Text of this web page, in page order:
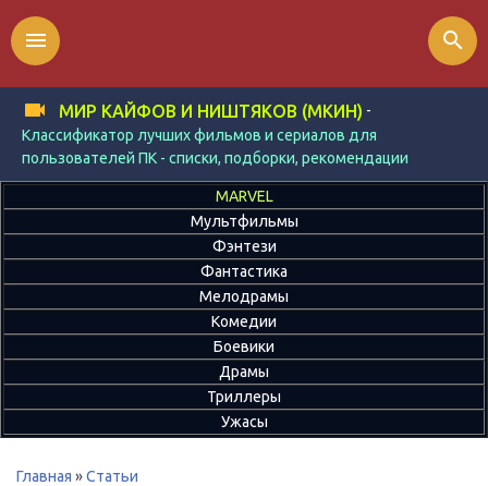
МИР КАЙФОВ И НИШТЯКОВ (МКИН) -
Классификатор лучших фильмов и сериалов для
пользователей ПК - списки, подборки, рекомендации
menu search
MARVEL
Мультфильмы
Фэнтези
Фантастика
Мелодрамы
Комедии
Боевики
Драмы
Триллеры
Ужасы
Главная »Статьи